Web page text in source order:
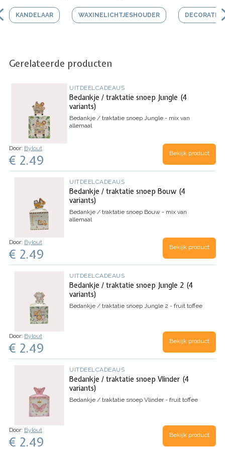
KANDELAAR WAXINELICHTJESHOUDER
Gerelateerde producten
UITDEELCADEAUS
Bedankje / traktatie snoep Jungle (4
variants)
Bedankje / traktatie snoep Jungle - mix van
allemaal
Door: Bylout
€ 2.49 Bekijk product
UITDEELCADEAUS
Bedankje / traktatie snoep Bouw (4
variants)
Bedankje / traktatie snoep Bouw - mix van
allemaal
Door: Bylout
€ 2.49 Bekijk product
UITDEELCADEAUS
Bedankje / traktatie snoep Jungle 2 (4
variants)
Bedankje / traktatie snoep Jungle 2 - fruit toffee
Door: Bylout
€ 2.49 Bekijk product
UITDEELCADEAUS
Bedankje / traktatie snoep Vlinder (4
variants)
Bedankje / traktatie snoep Vlinder - fruit toffee
Door: Bylout
€ 2.49 Bekijk product